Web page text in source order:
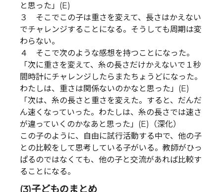
と思った」(E)
３ そこでこの子は重さを変えて、長さはかえない
でチャレンジすることになる。そうしても周期は変
わらない。
４ そこで次のような感想を持つことになった。
「次に重さを変えて、糸の長さだけかえないで１秒
間時計にチャレンジしたらまたちょうどになった。
わたしは、重さは関係ないのかなと思った」(E)
「次は、糸の長さと重さを変えた。すると、だんだ
ん速くなっていった。わたしは、糸の長さでは速さ
が違っていくのかなあと思った」(E)（深化）
この子のように、自由に試行活動する中で、他の子
との比較をして思考している子がいる。教師がひっ
ぱるのではなくても、他の子と交流があれば比較す
ることになる。
(3)子どものまとめ